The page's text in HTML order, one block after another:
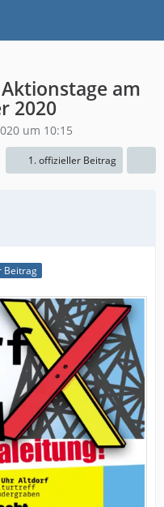
am
2020
um 10:15
1. offizieller Beitrag
Beitrag